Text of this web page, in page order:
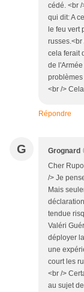
cédé. <br
qui dit: A
le feu vert
russes.<br
cela ferait
de
problèmes
<br />
Répondre
G Grognard
Cher
/> Je
Mais
tendue
Valéri
déployer
une
court les
<br />
au sujet